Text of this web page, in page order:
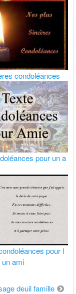
condoléances
pour un a
pour l
ami
deuil famille